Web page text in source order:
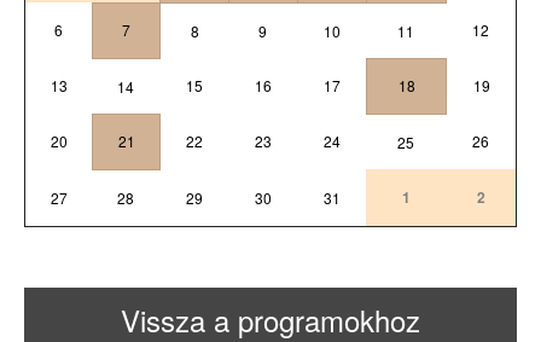
6 7 8 9 10 11 12
13 14 15 16 17 18 19
20 21 22 23 24 25 26
27 28 29 30 31 1 2
Vissza a programokhoz